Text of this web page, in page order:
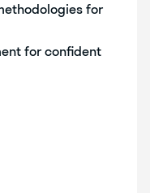
for
for confident